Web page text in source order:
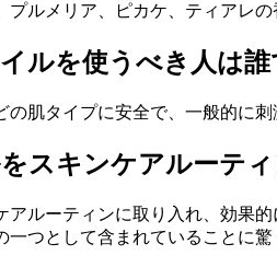
プルメリア、ピカケ、ティアレ
ルを使うべき人は誰
の肌タイプに安全で、一般的に
スキンケアルーテ
アルーティンに取り入れ、効果
つとして含まれていることに